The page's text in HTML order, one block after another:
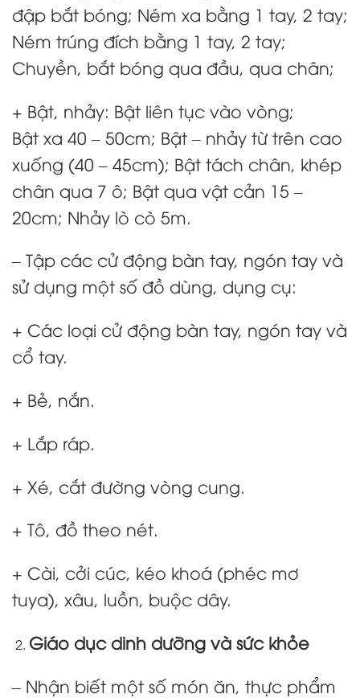
đập bắt bóng; Ném xa bằng 1 tay, 2 tay;
Ném trúng đích bằng 1 tay, 2 tay;
Chuyền, bắt bóng qua đầu, qua chân;
+ Bật, nhảy: Bật liên tục vào vòng;
Bật xa 40 – 50cm; Bật – nhảy từ trên cao
xuống (40 – 45cm); Bật tách chân, khép
chân qua 7 ô; Bật qua vật cản 15 –
20cm; Nhảy lò cò 5m.
– Tập các cử động bàn tay, ngón tay và
sử dụng một số đồ dùng, dụng cụ:
+ Các loại cử động bàn tay, ngón tay và
cổ tay.
+ Bẻ, nắn.
+ Lắp ráp.
+ Xé, cắt đường vòng cung.
+ Tô, đồ theo nét.
+ Cài, cởi cúc, kéo khoá (phéc mơ
tuya), xâu, luồn, buộc dây.
Giáo dục dinh dưỡng và sức khỏe
– Nhận biết một số món ăn, thực phẩm